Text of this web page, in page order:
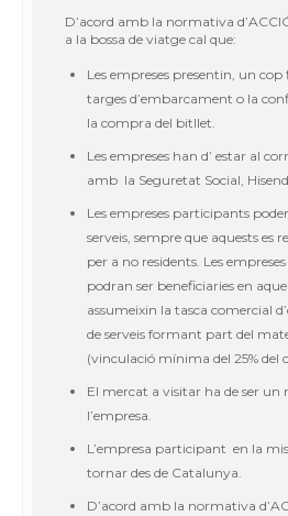
D’acord amb la normativa
a la bossa de viatge cal que:
Les empreses presentin, un
targes d’embarcament o la
la compra del bitllet.
Les empreses han d’ estar al
amb la Seguretat Social,
Les empreses participants
serveis, sempre que aquests es
per a no residents. Les
podran ser beneficiaries en
assumeixin la tasca comercial
de serveis formant part del
(vinculació mínima del 25% del
El mercat a visitar ha de ser un
l’empresa.
L’empresa participant en la
tornar des de Catalunya.
D’acord amb la normativa